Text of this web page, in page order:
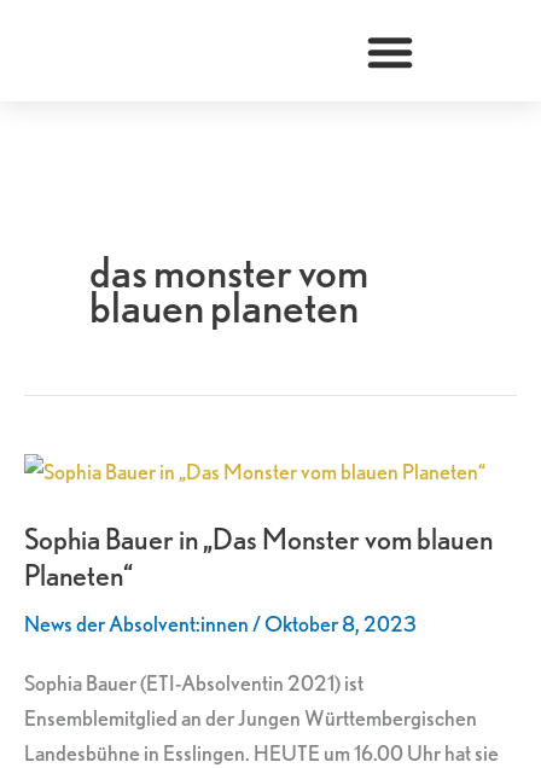
das monster vom
blauen planeten
Sophia Bauer in „Das Monster vom blauen
Planeten“
News der Absolvent:innen/Oktober 8, 2023
Sophia Bauer (ETI-Absolventin 2021) ist
Ensemblemitglied an der Jungen Württembergischen
Landesbühne in Esslingen. HEUTE um 16.00 Uhr hat sie
Sophia
in
„Das
blauen
Planeten“